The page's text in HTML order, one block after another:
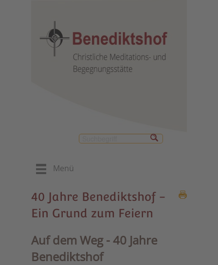
Menü
40 Jahre Benediktshof -
Ein Grund zum Feiern
Auf dem Weg - 40 Jahre
Benediktshof